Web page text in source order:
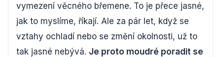
vymezení věcného břemene. To je přece jasné,
jak to myslíme, říkají. Ale za pár let, když se
vztahy ochladí nebo se změní okolnosti, už to
tak jasné nebývá. Je proto moudré poradit se